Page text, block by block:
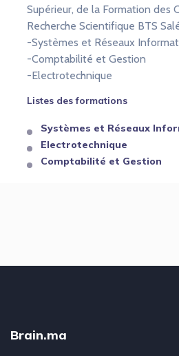
Supérieur, de la Formation des
Recherche Scientifique BTS
-Systèmes et Réseaux
-Comptabilité et Gestion
-Electrotechnique
Listes des formations
Systèmes et Réseaux
Electrotechnique
Comptabilité et Gestion
Brain.ma